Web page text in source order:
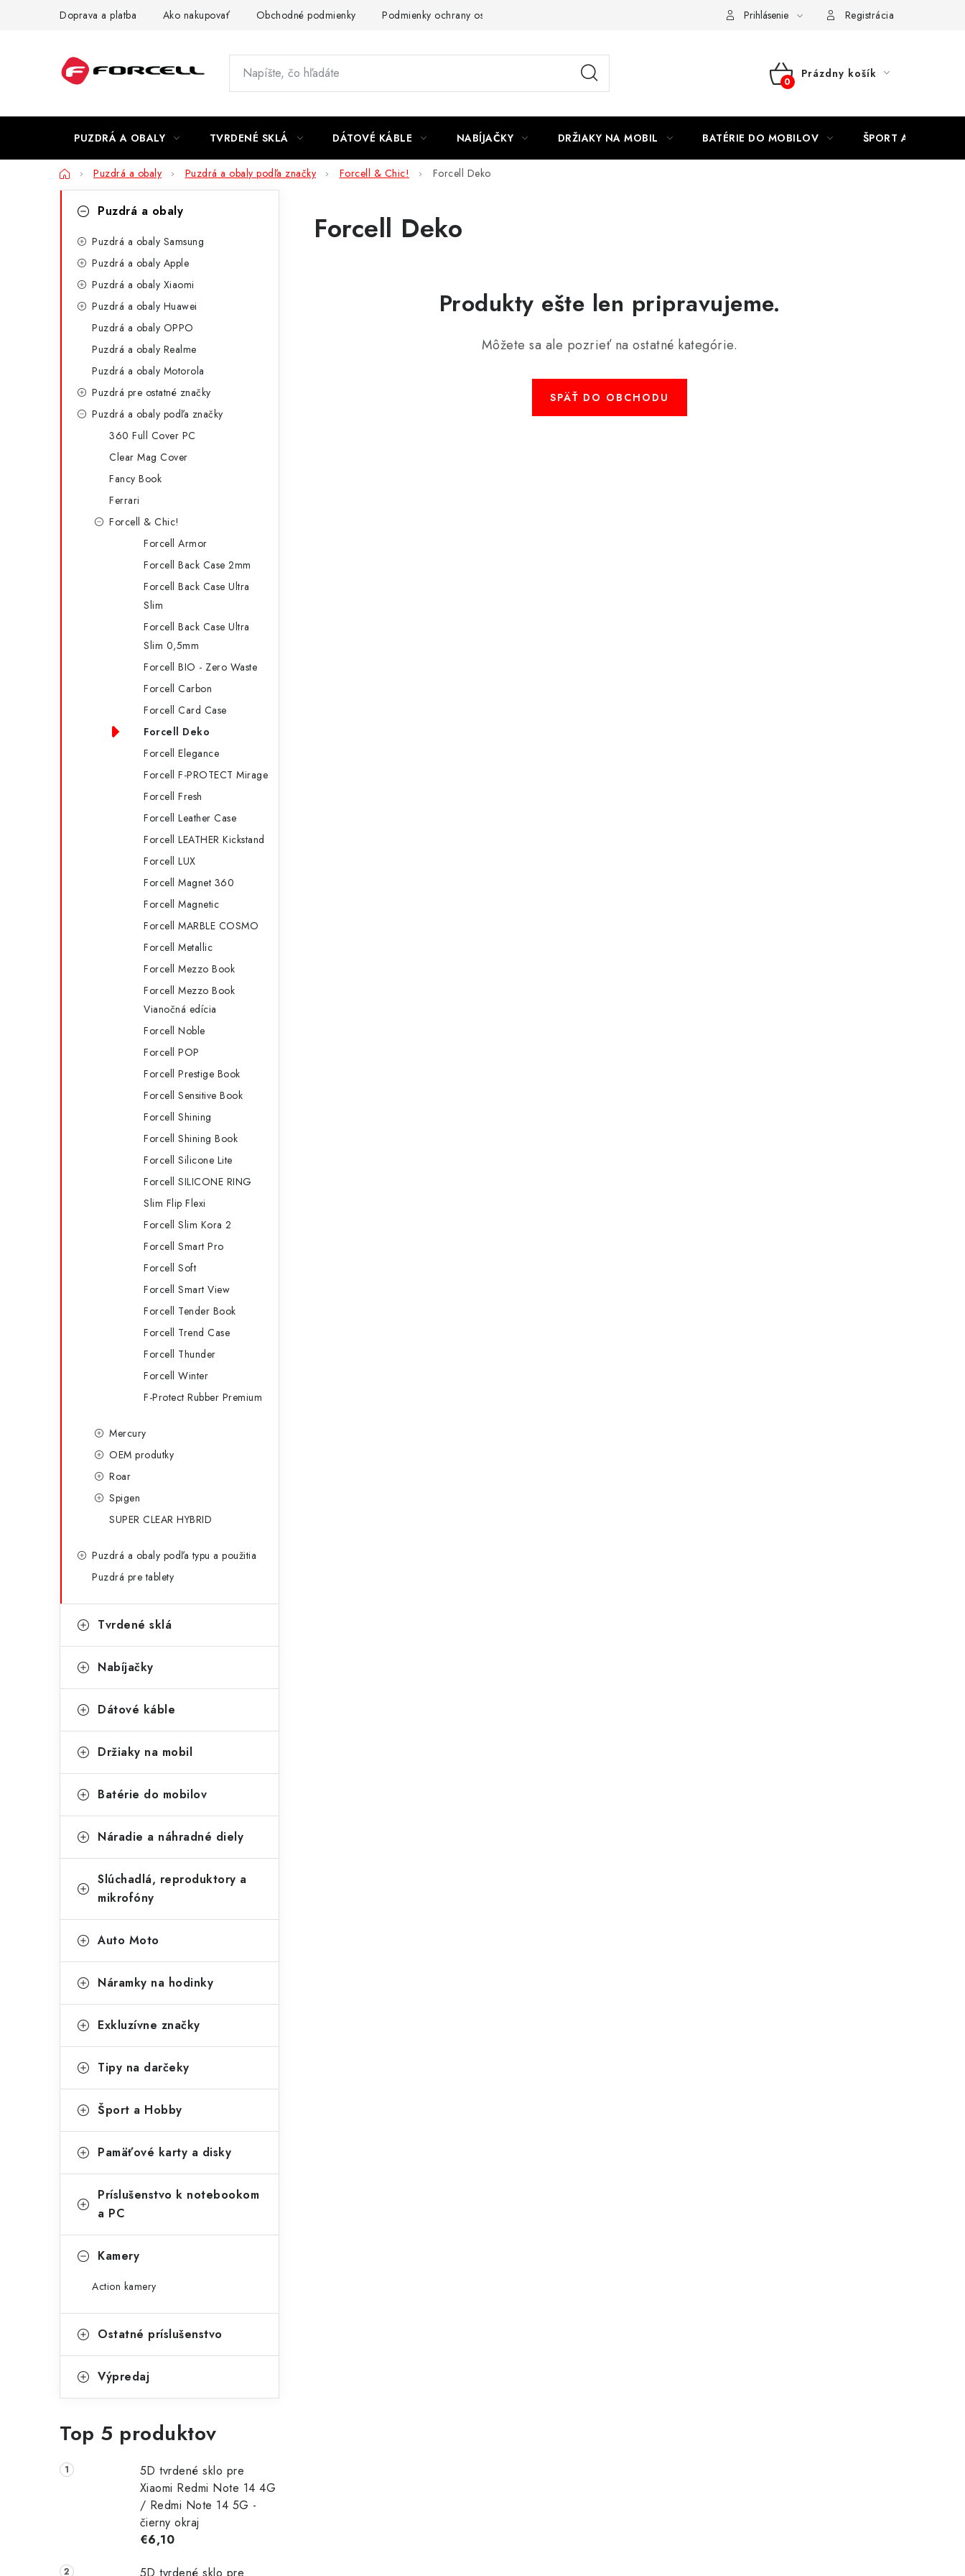
Doprava a platba Ako nakupovať Obchodné podmienky Podmienky ochrany osobných údajov Prihlásenie Registrácia
NÁKUPNÝ
Prázdny košík
PUZDRÁ A OBALY TVRDENÉ SKLÁ DÁTOVÉ KÁBLE NABÍJAČKY DRŽIAKY NA MOBIL BATÉRIE DO MOBILOV ŠPORT A HOBBY
DomovPuzdrá a obaly Puzdrá a obaly podľa značky Forcell & Chic! Forcell Deko
kategóriePuzdrá a obaly
Puzdrá a obaly Samsung
Puzdrá a obaly Apple
Puzdrá a obaly Xiaomi
Puzdrá a obaly Huawei
Puzdrá a obaly OPPO
Puzdrá a obaly Realme
Puzdrá a obaly Motorola
Puzdrá pre ostatné značky
Puzdrá a obaly podľa značky
360 Full Cover PC
Clear Mag Cover
Fancy Book
Ferrari
Forcell & Chic!
Forcell Armor
Forcell Back Case 2mm
Forcell Back Case Ultra
Slim
Forcell Back Case Ultra
Slim 0,5mm
Forcell BIO - Zero Waste
Forcell Carbon
Forcell Card Case
Forcell Deko
Forcell Elegance
Forcell F-PROTECT Mirage
Forcell Fresh
Forcell Leather Case
Forcell LEATHER Kickstand
Forcell LUX
Forcell Magnet 360
Forcell Magnetic
Forcell MARBLE COSMO
Forcell Metallic
Forcell Mezzo Book
Forcell Mezzo Book
Vianočná edícia
Forcell Noble
Forcell POP
Forcell Prestige Book
Forcell Sensitive Book
Forcell Shining
Forcell Shining Book
Forcell Silicone Lite
Forcell SILICONE RING
Slim Flip Flexi
Forcell Slim Kora 2
Forcell Smart Pro
Forcell Soft
Forcell Smart View
Forcell Tender Book
Forcell Trend Case
Forcell Thunder
Forcell Winter
F-Protect Rubber Premium
Mercury
OEM produtky
Roar
Spigen
SUPER CLEAR HYBRID
Puzdrá a obaly podľa typu a použitia
Puzdrá pre tablety
Tvrdené sklá
Nabíjačky
Dátové káble
Držiaky na mobil
Batérie do mobilov
Náradie a náhradné diely
Slúchadlá, reproduktory a
mikrofóny
Auto Moto
Náramky na hodinky
Exkluzívne značky
Tipy na darčeky
Šport a Hobby
Pamäťové karty a disky
Príslušenstvo k notebookom
a PC
Kamery
Action kamery
Ostatné príslušenstvo
Výpredaj
Top 5 produktov
5D tvrdené sklo pre
Xiaomi Redmi Note 14 4G
/ Redmi Note 14 5G -
čierny okraj
€6,10
Forcell Deko
Produkty ešte len pripravujeme.
Môžete sa ale pozrieť na ostatné kategórie.
SPÄŤ DO OBCHODU